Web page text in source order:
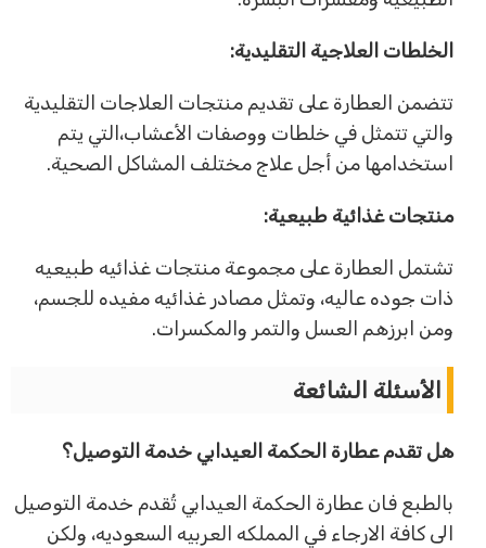
الخلطات العلاجية التقليدية:
تتضمن العطارة على تقديم منتجات العلاجات التقليدية
والتي تتمثل في خلطات ووصفات الأعشاب،التي يتم
استخدامها من أجل علاج مختلف المشاكل الصحية.
منتجات غذائية طبيعية:
تشتمل العطارة على مجموعة منتجات غذائيه طبيعيه
ذات جوده عاليه، وتمثل مصادر غذائيه مفيده للجسم،
ومن ابرزهم العسل والتمر والمكسرات.
الأسئلة الشائعة
هل تقدم عطارة الحكمة العيدابي خدمة التوصيل؟
بالطبع فان عطارة الحكمة العيدابي تُقدم خدمة التوصيل
الى كافة الارجاء في المملكه العربيه السعوديه، ولكن